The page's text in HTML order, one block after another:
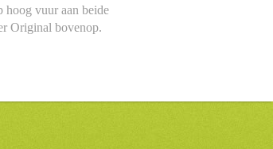
hoog vuur aan beide
Original bovenop.